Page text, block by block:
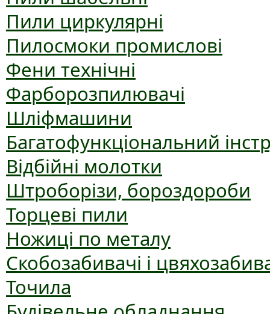
Пили циркулярні
Пилосмоки промислові
Фени технічні
Фарборозпилювачі
Шліфмашини
Багатофункціональний
Відбійні молотки
Штроборізи, бороздороби
Торцеві пили
Ножиці по металу
Скобозабивачі і
Точила